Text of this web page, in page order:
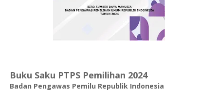
Buku Saku PTPS Pemilihan 2024
Badan Pengawas Pemilu Republik Indonesia